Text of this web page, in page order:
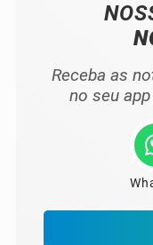
Receba as
no seu